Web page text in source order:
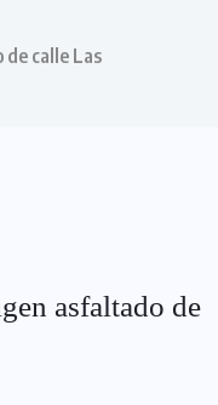
de calle Las
asfaltado de